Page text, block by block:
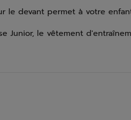
le devant permet à votre
Junior, le vêtement